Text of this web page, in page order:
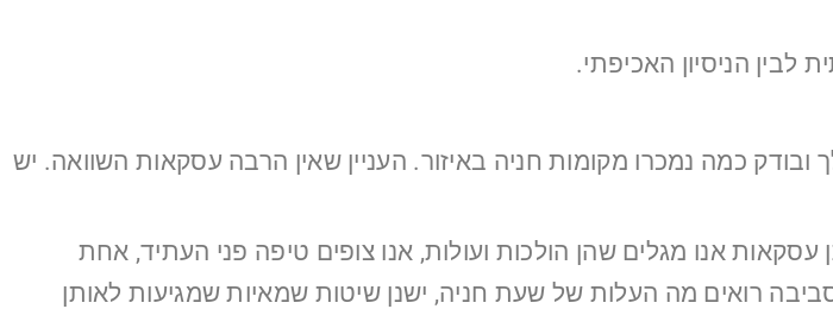
לבין הניסיון האכיפתי.
כמה נמכרו מקומות חניה באיזור. העניין שאין הרבה עסקאות השוואה. יש
אנו מגלים שהן הולכות ועולות, אנו צופים טיפה פני העתיד, אחת
רואים מה העלות של שעת חניה, ישנן שיטות שמאיות שמגיעות לאותן